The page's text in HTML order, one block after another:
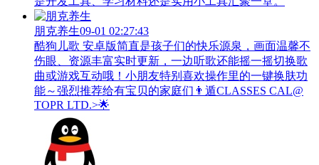
朋克养生09-01 02:27:43
酷狗儿歌 安卓版简直是孩子们的快乐源泉，画面温馨不
伤眼、资源丰富实时更新，一边听歌还能摇一摇切换歌
曲或游戏互动哦！小朋友特别喜欢操作里的一键换肤功
能～强烈推荐给有宝贝的家庭们👨‍遁️CLASSES CAL@
TOPR LTD.>🌟